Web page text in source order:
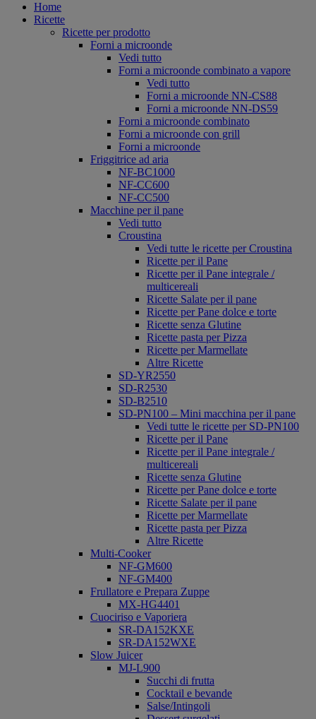
Home
Ricette
Ricette per prodotto
Forni a microonde
Vedi tutto
Forni a microonde combinato a vapore
Vedi tutto
Forni a microonde NN-CS88
Forni a microonde NN-DS59
Forni a microonde combinato
Forni a microonde con grill
Forni a microonde
Friggitrice ad aria
NF-BC1000
NF-CC600
NF-CC500
Macchine per il pane
Vedi tutto
Croustina
Vedi tutte le ricette per Croustina
Ricette per il Pane
Ricette per il Pane integrale /
multicereali
Ricette Salate per il pane
Ricette per Pane dolce e torte
Ricette senza Glutine
Ricette pasta per Pizza
Ricette per Marmellate
Altre Ricette
SD-YR2550
SD-R2530
SD-B2510
SD-PN100 – Mini macchina per il pane
Vedi tutte le ricette per SD-PN100
Ricette per il Pane
Ricette per il Pane integrale /
multicereali
Ricette senza Glutine
Ricette per Pane dolce e torte
Ricette Salate per il pane
Ricette per Marmellate
Ricette pasta per Pizza
Altre Ricette
Multi-Cooker
NF-GM600
NF-GM400
Frullatore e Prepara Zuppe
MX-HG4401
Cuociriso e Vaporiera
SR-DA152KXE
SR-DA152WXE
Slow Juicer
MJ-L900
Succhi di frutta
Cocktail e bevande
Salse/Intingoli